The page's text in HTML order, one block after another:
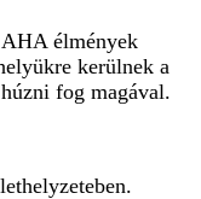
élmények
kerülnek a
fog magával.